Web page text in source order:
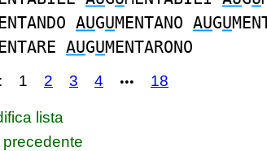
AUGUMENTANO AUGU
AUGUMENTARONO
1 2 3 4 ••• 18
lista
precedente